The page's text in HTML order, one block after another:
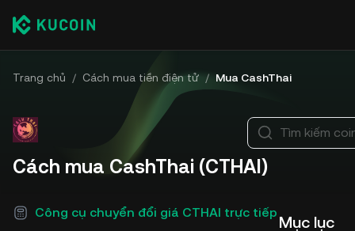
Trang chủ / Cách mua tiền điện tử / Mua CashThai
Cách mua CashThai (CTHAI)
Công cụ chuyển đổi giá CTHAI trực tiếp
Tìm kiếm
Mục lục